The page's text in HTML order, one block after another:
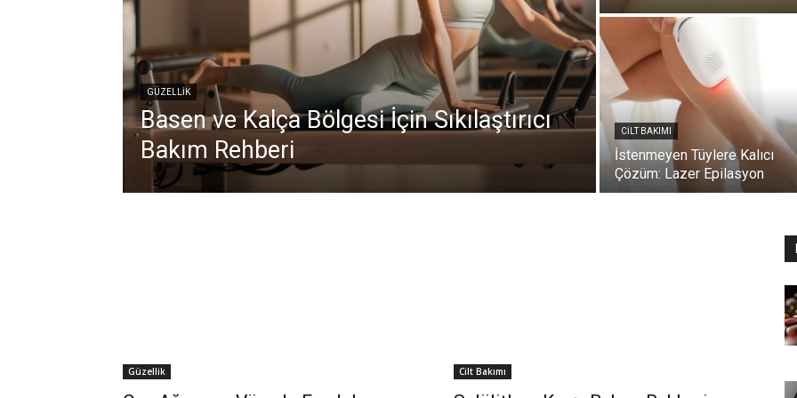
GÜZELLIK
Basen ve Kalça Bölgesi İçin Sıkılaştırıcı
Bakım Rehberi
CILT BAKIMI
İstenmeyen Tüylere Kalıcı
Çözüm: Lazer Epilasyon
Güzellik Cilt Bakımı